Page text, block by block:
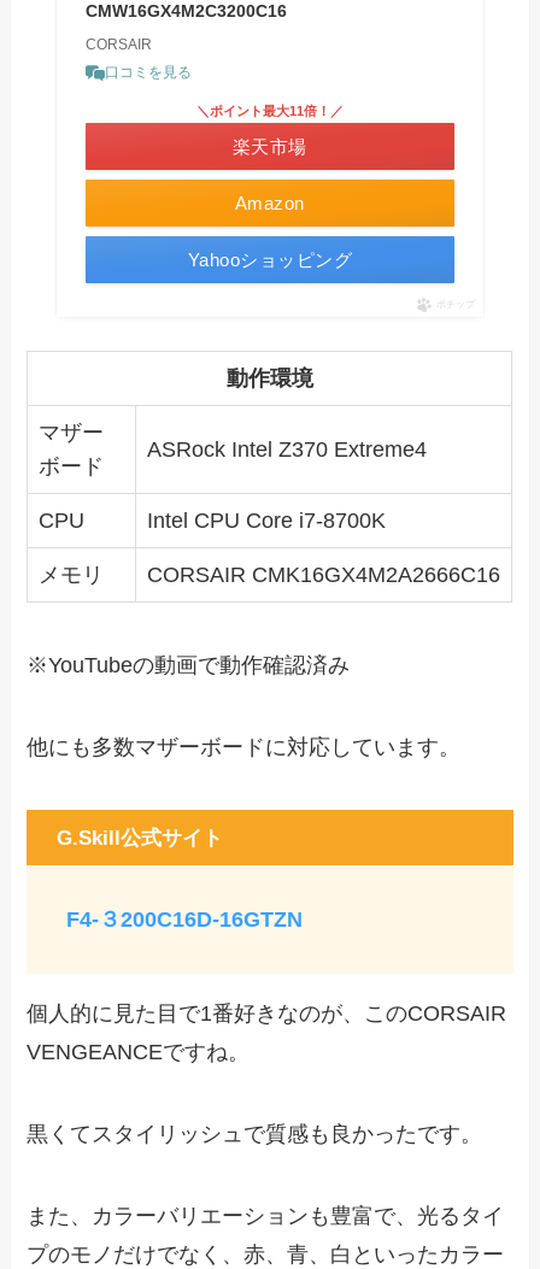
CMW16GX4M2C3200C16
CORSAIR
口コミを見る
Amazon
＼ポイント最大11倍！／
楽天市場
Yahooショッピング
ポチップ
動作環境
マザー
ボード
ASRock Intel Z370 Extreme4
CPU Intel CPU Core i7-8700K
メモリ CORSAIR CMK16GX4M2A2666C16
※YouTubeの動画で動作確認済み
他にも多数マザーボードに対応しています。
G.Skill公式サイト
F4-３200C16D-16GTZN
個人的に見た目で1番好きなのが、このCORSAIR
VENGEANCEですね。
黒くてスタイリッシュで質感も良かったです。
また、カラーバリエーションも豊富で、光るタイ
プのモノだけでなく、赤、青、白といったカラー